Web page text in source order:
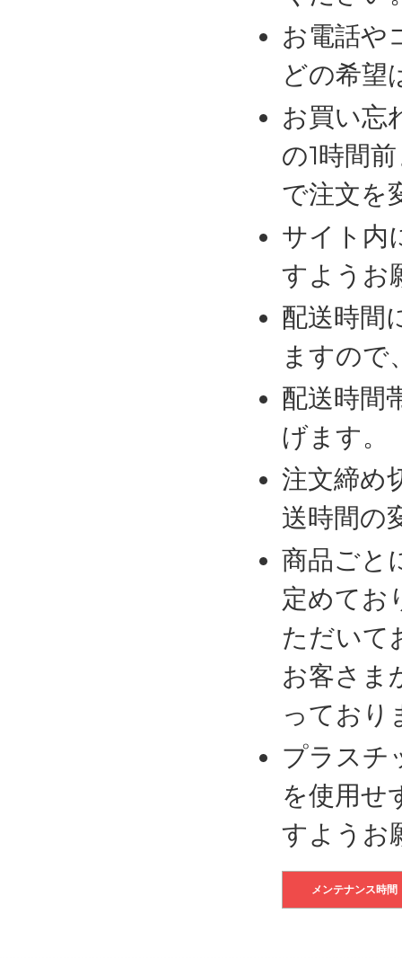
お電話や
どの希望
お買い忘
の1時間
で注文を
サイト内
すようお
配送時間
ますので
配送時間
げます。
注文締め
送時間の
商品ごと
定めてお
ただいて
お客さま
っており
プラスチ
を使用せ
すようお
メンテナンス時間